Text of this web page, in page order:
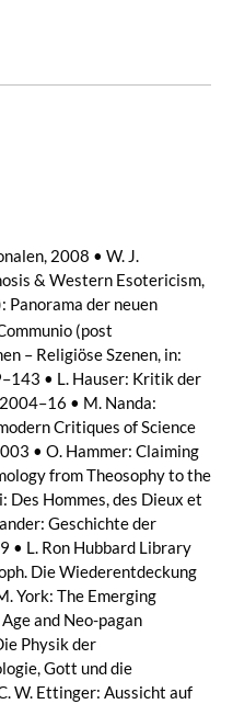
2008 • W. J.
& Western Esotericism,
Panorama der neuen
(post
– Religiöse Szenen, in:
• L. Hauser: Kritik der
• M. Nanda:
Critiques of Science
• O. Hammer: Claiming
from Theosophy to the
Des Hommes, des Dieux et
Geschichte der
• L. Ron Hubbard Library
Die Wiederentdeckung
York: The Emerging
and Neo-pagan
Physik der
Gott und die
W. Ettinger: Aussicht auf